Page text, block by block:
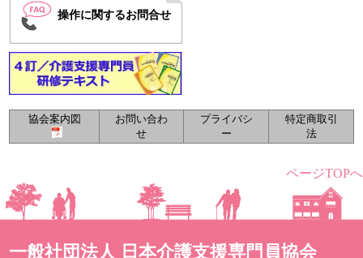
操作に関するお問合せ
ページTOPへ
一般社団法人 日本介護支援専門員協会
協会案内図
お問い合わ
せ
プライバシ
ー
特定商取引
法